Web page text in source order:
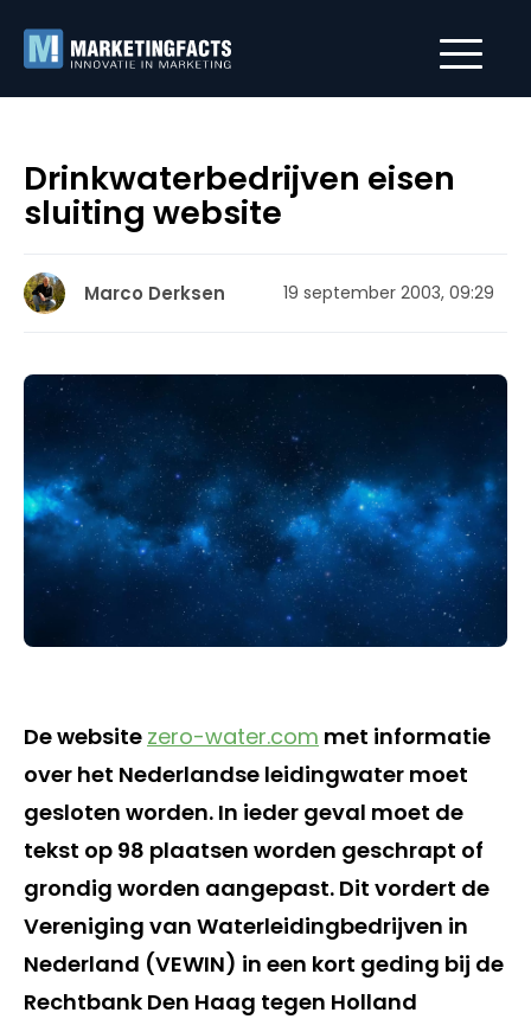
Drinkwaterbedrijven eisen
sluiting website
Marco Derksen 19 september 2003, 09:29
De website zero-water.com met informatie
over het Nederlandse leidingwater moet
gesloten worden. In ieder geval moet de
tekst op 98 plaatsen worden geschrapt of
grondig worden aangepast. Dit vordert de
Vereniging van Waterleidingbedrijven in
Nederland (VEWIN) in een kort geding bij de
Rechtbank Den Haag tegen Holland